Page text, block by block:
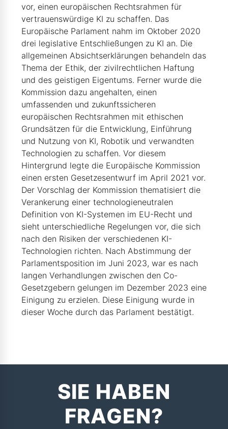
vor, einen europäischen Rechtsrahmen für
vertrauenswürdige KI zu schaffen. Das
Europäische Parlament nahm im Oktober 2020
drei legislative Entschließungen zu KI an. Die
allgemeinen Absichtserklärungen behandeln das
Thema der Ethik, der zivilrechtlichen Haftung
und des geistigen Eigentums. Ferner wurde die
Kommission dazu angehalten, einen
umfassenden und zukunftssicheren
europäischen Rechtsrahmen mit ethischen
Grundsätzen für die Entwicklung, Einführung
und Nutzung von KI, Robotik und verwandten
Technologien zu schaffen. Vor diesem
Hintergrund legte die Europäische Kommission
einen ersten Gesetzesentwurf im April 2021 vor.
Der Vorschlag der Kommission thematisiert die
Verankerung einer technologieneutralen
Definition von KI-Systemen im EU-Recht und
sieht unterschiedliche Regelungen vor, die sich
nach den Risiken der verschiedenen KI-
Technologien richten. Nach Abstimmung der
Parlamentsposition im Juni 2023, war es nach
langen Verhandlungen zwischen den Co-
Gesetzgebern gelungen im Dezember 2023 eine
Einigung zu erzielen. Diese Einigung wurde in
dieser Woche durch das Parlament bestätigt.
SIE HABEN
FRAGEN?